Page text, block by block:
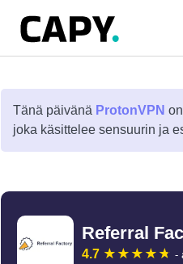
Tänä päivänä ProtonVPN
joka käsittelee sensuurin ja
Referral
4.7 -